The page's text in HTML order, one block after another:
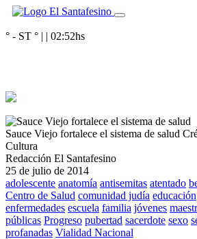
° - ST ° | | 02:52hs
Sauce Viejo fortalece el sistema de salud
Cultura
Redacción El Santafesino
25 de julio de 2014
adolescente anatomía antisemitas atentado
Centro de Salud comunidad judía educación
enfermedades escuela familia jóvenes
públicas Progreso pubertad sacerdote sexo
profanadas Vialidad Nacional